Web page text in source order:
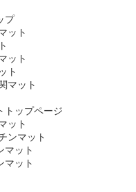
プ
ット
ット
ト
マット
トップページ
ット
ンマット
マット
マット